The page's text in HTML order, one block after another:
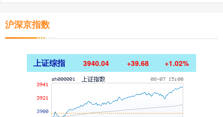
沪深京指数
上证综指 3940.04 +39.68 +1.02%